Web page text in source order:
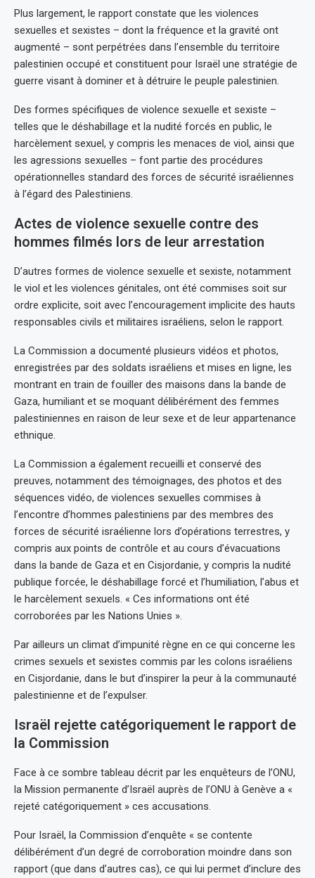
Plus largement, le rapport constate que les violences
sexuelles et sexistes – dont la fréquence et la gravité ont
augmenté – sont perpétrées dans l’ensemble du territoire
palestinien occupé et constituent pour Israël une stratégie de
guerre visant à dominer et à détruire le peuple palestinien.
Des formes spécifiques de violence sexuelle et sexiste –
telles que le déshabillage et la nudité forcés en public, le
harcèlement sexuel, y compris les menaces de viol, ainsi que
les agressions sexuelles – font partie des procédures
opérationnelles standard des forces de sécurité israéliennes
à l’égard des Palestiniens.
Actes de violence sexuelle contre des
hommes filmés lors de leur arrestation
D’autres formes de violence sexuelle et sexiste, notamment
le viol et les violences génitales, ont été commises soit sur
ordre explicite, soit avec l’encouragement implicite des hauts
responsables civils et militaires israéliens, selon le rapport.
La Commission a documenté plusieurs vidéos et photos,
enregistrées par des soldats israéliens et mises en ligne, les
montrant en train de fouiller des maisons dans la bande de
Gaza, humiliant et se moquant délibérément des femmes
palestiniennes en raison de leur sexe et de leur appartenance
ethnique.
La Commission a également recueilli et conservé des
preuves, notamment des témoignages, des photos et des
séquences vidéo, de violences sexuelles commises à
l’encontre d’hommes palestiniens par des membres des
forces de sécurité israélienne lors d’opérations terrestres, y
compris aux points de contrôle et au cours d’évacuations
dans la bande de Gaza et en Cisjordanie, y compris la nudité
publique forcée, le déshabillage forcé et l’humiliation, l’abus et
le harcèlement sexuels. « Ces informations ont été
corroborées par les Nations Unies ».
Par ailleurs un climat d’impunité règne en ce qui concerne les
crimes sexuels et sexistes commis par les colons israéliens
en Cisjordanie, dans le but d’inspirer la peur à la communauté
palestinienne et de l’expulser.
Israël rejette catégoriquement le rapport de
la Commission
Face à ce sombre tableau décrit par les enquêteurs de l’ONU,
la Mission permanente d’Israël auprès de l’ONU à Genève a «
rejeté catégoriquement » ces accusations.
Pour Israël, la Commission d’enquête « se contente
délibérément d’un degré de corroboration moindre dans son
rapport (que dans d’autres cas), ce qui lui permet d’inclure des